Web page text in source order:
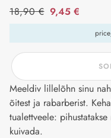
price_label
18,90 € 9,45 €
Meeldiv lillelõhn sinu
õitest ja rabarberist.
tualettveele:
kuivada.